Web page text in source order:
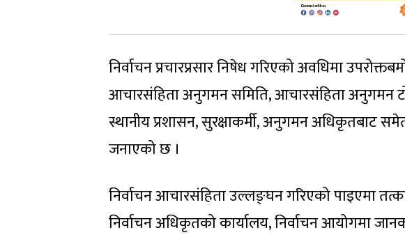
निर्वाचन प्रचारप्रसार निषेध गरिएको अवधिमा
आचारसंहिता अनुगमन समिति, आचारसंहिता अनुगमन
स्थानीय प्रशासन, सुरक्षाकर्मी, अनुगमन अधिकृतबाट
जनाएको छ ।
निर्वाचन आचारसंहिता उल्लङ्घन गरिएको पाइएमा
निर्वाचन अधिकृतको कार्यालय, निर्वाचन आयोगमा